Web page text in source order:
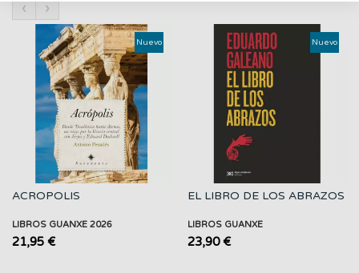
‹ ›
Nuevo
ACROPOLIS
LIBROS GUANXE 2026
21,95 €
Nuevo
EL LIBRO DE LOS ABRAZOS
LIBROS GUANXE
23,90 €